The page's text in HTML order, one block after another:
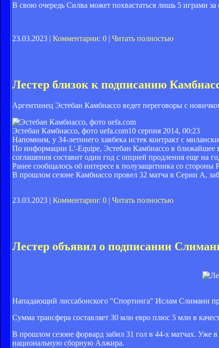
В свою очередь Силва может похвастаться лишь 5 играми за
23.03.2023 | Комментарии: 0 | Читать полностью
Лестер близок к подписанию
Аргентинец Эстебан Камбиассо ведет переговоры с
Эстебан Камбиассо, фото uefa.com10 серпня 2014, 00:23
Напомним, у 34-летннего хавбека истек контракт с
По информации L'-Equipe, Эстебан Камбиассо в ближайшее
соглашения составит один год с опцией продления еще на
Ранее сообщалось об интересе к полузащитника со
В прошлом сезоне Камбиассо провел 32 матча в Серии А,
23.03.2023 | Комментарии: 0 | Читать полностью
Лестер объявил о подписании
Нападающий лиссабонского "Спортинга" Ислам Слимани
Сумма трансфера составляет 30 млн евро плюс 5 млн в
В прошлом сезоне форвард забил 31 гол в 44-х матчах. Уже
национальную сборную Алжира.